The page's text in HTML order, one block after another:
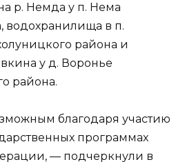
р. Немда у п. Нема
водохранилища в п.
района и
у д. Воронье
района.
благодаря участию
программах
— подчеркнули в